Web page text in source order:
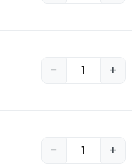
− +
− +